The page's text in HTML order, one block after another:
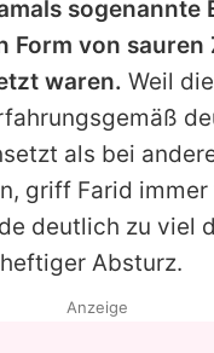
Team
Impressum
Utiq verwalten
sogenannte
Form von sauren
waren. Weil
als bei
griff Farid immer
deutlich zu viel
Absturz.
Anzeige